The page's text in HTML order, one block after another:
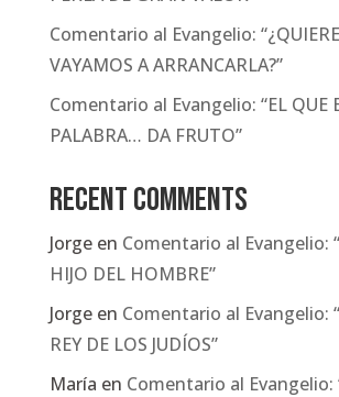
Comentario al Evangelio:
VAYAMOS A ARRANCARLA?”
Comentario al Evangelio: “EL QUE
PALABRA… DA FRUTO”
Recent Comments
Jorgeen Comentario al Evangelio:
HIJO DEL HOMBRE”
Jorgeen Comentario al Evangelio:
REY DE LOS JUDÍOS”
María en Comentario al Evangelio: